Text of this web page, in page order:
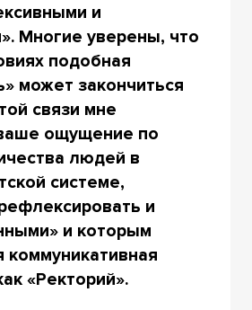
и
Многие уверены, что
подобная
может закончиться
связи мне
ощущение по
людей в
системе,
и
и которым
коммуникативная
«Ректорий».